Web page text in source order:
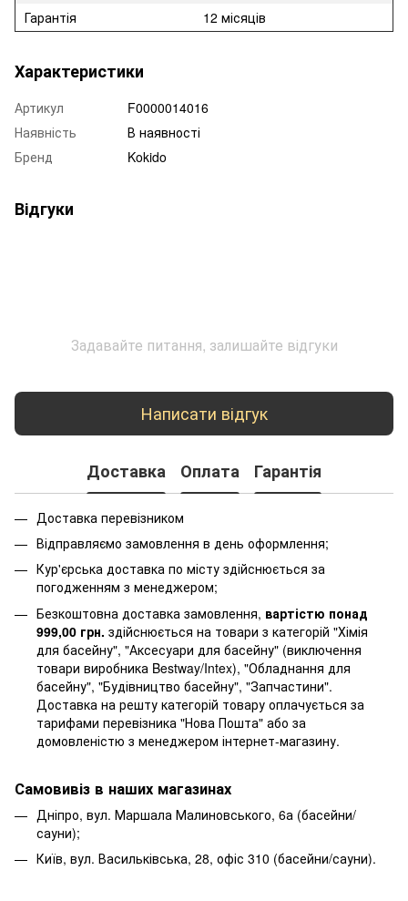
Гарантія
12 місяців
Характеристики
Артикул
F0000014016
Наявність
В наявності
Бренд
Kokido
Відгуки
Задавайте питання, залишайте відгуки
Написати відгук
Доставка Оплата Гарантія
Доставка перевізником
Відправляємо замовлення в день оформлення;
Кур'єрська доставка по місту здійснюється за
погодженням з менеджером;
Безкоштовна доставка замовлення, вартістю понад
999,00 грн. здійснюється на товари з категорій "Хімія
для басейну", "Аксесуари для басейну" (виключення
товари виробника Bestway/Intex), "Обладнання для
басейну", "Будівництво басейну", "Запчастини".
Доставка на решту категорій товару оплачується за
тарифами перевізника "Нова Пошта" або за
домовленістю з менеджером інтернет-магазину.
Самовивіз в наших магазинах
Дніпро, вул. Маршала Малиновського, 6а (басейни/
сауни);
Київ, вул. Васильківська, 28, офіс 310 (басейни/сауни).